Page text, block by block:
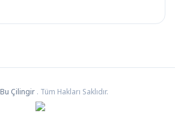
Bu Çilingir . Tüm Hakları Saklıdır.